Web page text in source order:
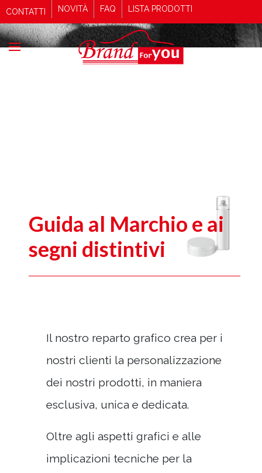
CONTATTI NOVITÀ FAQ LISTA PRODOTTI
Guida al Marchio e ai
segni distintivi
Il nostro reparto grafico crea per i
nostri clienti la personalizzazione
dei nostri prodotti, in maniera
esclusiva, unica e dedicata.
Oltre agli aspetti grafici e alle
implicazioni tecniche per la